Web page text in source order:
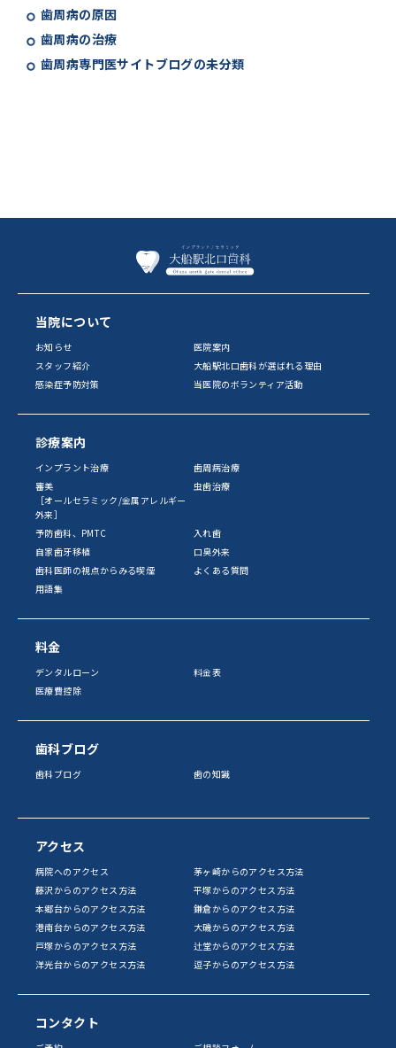
歯周病の原因
歯周病の治療
歯周病専門医サイトブログの未分類
当院について
お知らせ
医院案内
スタッフ紹介
大船駅北口歯科が選ばれる理由
感染症予防対策
当医院のボランティア活動
診療案内
インプラント治療
歯周病治療
審美
［オールセラミック/金属アレルギー
外来］
虫歯治療
予防歯科、PMTC
入れ歯
自家歯牙移植
口臭外来
歯科医師の視点からみる喫煙
よくある質問
用語集
料金
デンタルローン
料金表
医療費控除
歯科ブログ
歯科ブログ 歯の知識
アクセス
病院へのアクセス
茅ヶ崎からのアクセス方法
藤沢からのアクセス方法
平塚からのアクセス方法
本郷台からのアクセス方法
鎌倉からのアクセス方法
港南台からのアクセス方法
大磯からのアクセス方法
戸塚からのアクセス方法
辻堂からのアクセス方法
洋光台からのアクセス方法
逗子からのアクセス方法
コンタクト